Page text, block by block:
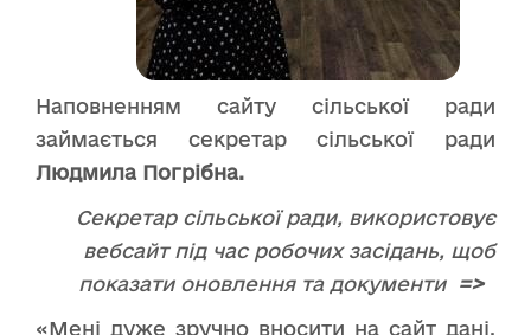
Наповненням сайту сільської ради
займається секретар сільської ради
Людмила Погрібна.
Секретар сільської ради, використовує
вебсайт під час робочих засідань, щоб
показати оновлення та документи =>
«Мені дуже зручно вносити на сайт дані,